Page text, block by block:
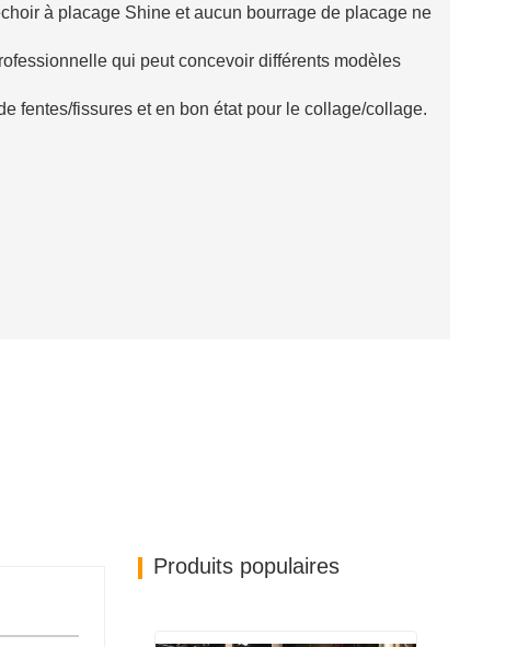
à placage Shine et aucun bourrage de placage ne
qui peut concevoir différents modèles
fentes/fissures et en bon état pour le collage/collage.
Produits populaires